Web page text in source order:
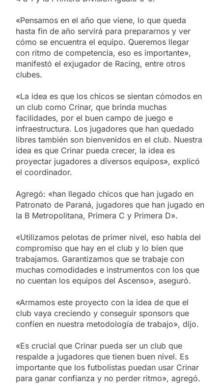
«Pensamos en el año que viene, lo que queda
hasta fin de año servirá para prepararnos y ver
cómo se encuentra el equipo. Queremos llegar
con ritmo de competencia, eso es importante»,
manifestó el exjugador de Racing, entre otros
clubes.
«La idea es que los chicos se sientan cómodos en
un club como Crinar, que brinda muchas
facilidades, por el buen campo de juego e
infraestructura. Los jugadores que han quedado
libres también son bienvenidos en el club. Nuestra
idea es que Crinar pueda crecer, la idea es
proyectar jugadores a diversos equipos», explicó
el coordinador.
Agregó: «han llegado chicos que han jugado en
Patronato de Paraná, jugadores que han jugado en
la B Metropolitana, Primera C y Primera D».
«Utilizamos pelotas de primer nivel, eso habla del
compromiso que hay en el club y lo bien que
trabajamos. Garantizamos que se trabaje con
muchas comodidades e instrumentos con los que
no cuentan los equipos del Ascenso», aseguró.
«Armamos este proyecto con la idea de que el
club vaya creciendo y conseguir sponsors que
confíen en nuestra metodología de trabajo», dijo.
«Es crucial que Crinar pueda ser un club que
respalde a jugadores que tienen buen nivel. Es
importante que los futbolistas puedan usar Crinar
para ganar confianza y no perder ritmo», agregó.